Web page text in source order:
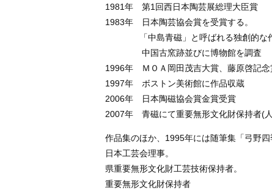
1981年 第1回西日本陶芸展総理大臣賞
1983年 日本陶芸協会賞を受賞する。
「中島青磁」と呼ばれる独創的な作
中国古窯跡並びに博物館を調査
1996年 ＭＯＡ岡田茂吉大賞、藤原啓記念
1997年 ボストン美術館に作品収蔵
2006年 日本陶磁協会賞金賞受賞
2007年 青磁にて重要無形文化財保持者(
作品集のほか、1995年には随筆集「弓野
日本工芸会理事。
県重要無形文化財工芸技術保持者。
重要無形文化財保持者